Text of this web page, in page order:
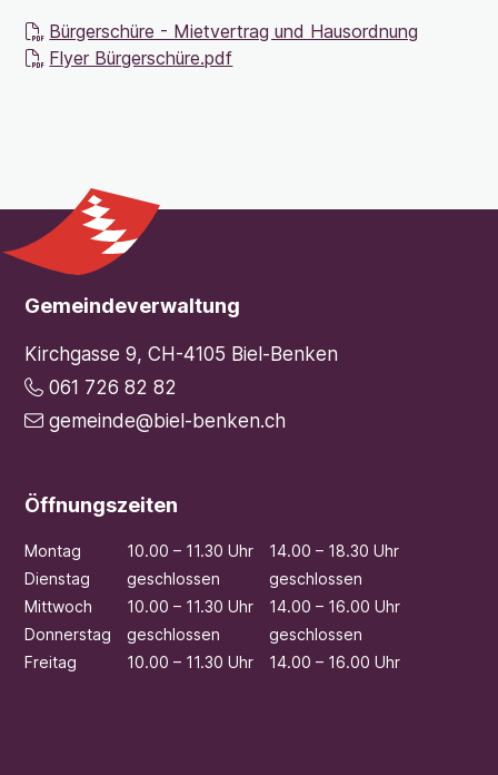
Bürgerschüre - Mietvertrag und Hausordnung
Flyer Bürgerschüre.pdf
Footer
Gemeindeverwaltung
Kirchgasse 9, CH-4105 Biel-Benken
061 726 82 82
gemeinde@biel-benken.ch
Öffnungszeiten
Montag 10.00 – 11.30 Uhr
14.00 – 18.30 Uhr
Dienstag geschlossen
geschlossen
Mittwoch 10.00 – 11.30 Uhr
14.00 – 16.00 Uhr
Donnerstag geschlossen
geschlossen
Freitag 10.00 – 11.30 Uhr 14.00 – 16.00 Uhr